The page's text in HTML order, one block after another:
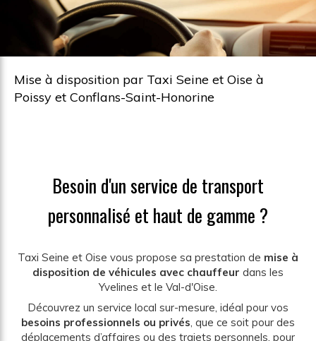
Mise à disposition par Taxi Seine et Oise à
Poissy et Conflans-Saint-Honorine
Besoin d'un service de transport
personnalisé et haut de gamme ?
Taxi Seine et Oise vous propose sa prestation de mise à
disposition de véhicules avec chauffeur dans les
Yvelines et le Val-d'Oise.
Découvrez un service local sur-mesure, idéal pour vos
besoins professionnels ou privés, que ce soit pour des
déplacements d’affaires ou des trajets personnels, pour